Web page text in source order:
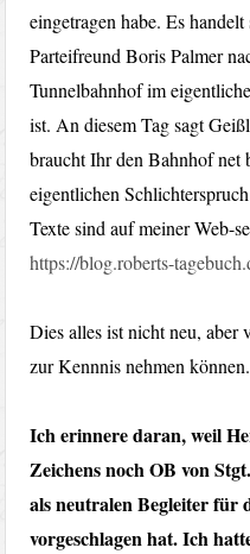
eingetragen habe. Es
Parteifreund Boris Palmer
Tunnelbahnhof im
ist. An diesem Tag sagt
braucht Ihr den Bahnhof net
eigentlichen
Texte sind auf meiner Web-
https://blog.roberts-
Dies alles ist nicht neu, aber
zur Kennnis nehmen können.
Ich erinnere daran, weil
Zeichens noch OB von
als neutralen Begleiter für
vorgeschlagen hat. Ich